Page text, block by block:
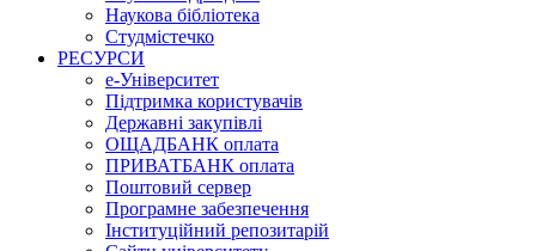
Наукова бібліотека
Студмістечко
РЕСУРСИ
е-Університет
Підтримка користувачів
Державні закупівлі
ОЩАДБАНК оплата
ПРИВАТБАНК оплата
Поштовий сервер
Програмне забезпечення
Інституційний репозитарій